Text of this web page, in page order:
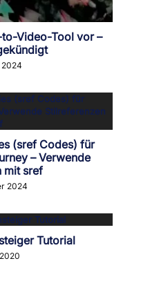
Video-Tool vor –
2024
(sref Codes) für
– Verwende
mit sref
2024
Tutorial